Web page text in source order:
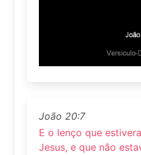
João 20:7
E o lenço que
Jesus, e que não